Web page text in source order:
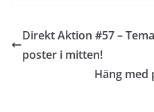
Direkt Aktion #57 –
poster i mitten!
Häng med